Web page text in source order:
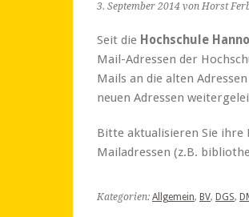
3. September 2014 von Horst
Seit die Hochschule
Mail-Adressen der
Mails an die alten
neuen Adressen
Bitte aktualisieren Sie ihre
Mailadressen (z.B.
Kategorien: Allgemein, BV, DGS,